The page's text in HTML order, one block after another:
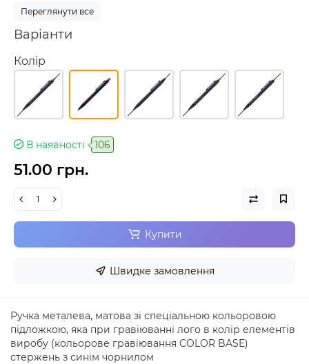
Переглянути все
Варіанти
Колір
В наявності 106
51.00 грн.
Купити
Швидке замовлення
Ручка металева, матова зі спеціальною кольоровою
підложкою, яка при гравіюванні лого в колір елементів
виробу (кольорове гравіювання COLOR BASE)
стержень з синім чорнилом